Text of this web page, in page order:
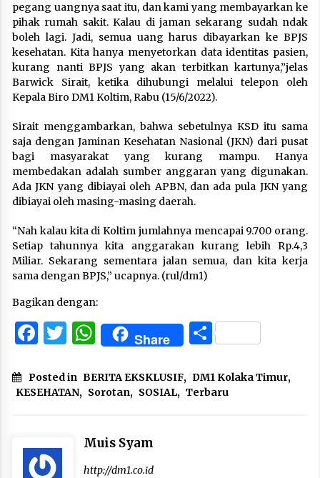
pegang uangnya saat itu, dan kami yang membayarkan ke
pihak rumah sakit. Kalau di jaman sekarang sudah ndak
boleh lagi. Jadi, semua uang harus dibayarkan ke BPJS
kesehatan. Kita hanya menyetorkan data identitas pasien,
kurang nanti BPJS yang akan terbitkan kartunya,”jelas
Barwick Sirait, ketika dihubungi melalui telepon oleh
Kepala Biro DM1 Koltim, Rabu (15/6/2022).
Sirait menggambarkan, bahwa sebetulnya KSD itu sama
saja dengan Jaminan Kesehatan Nasional (JKN) dari pusat
bagi masyarakat yang kurang mampu. Hanya
membedakan adalah sumber anggaran yang digunakan.
Ada JKN yang dibiayai oleh APBN, dan ada pula JKN yang
dibiayai oleh masing-masing daerah.
“Nah kalau kita di Koltim jumlahnya mencapai 9.700 orang.
Setiap tahunnya kita anggarakan kurang lebih Rp.4,3
Miliar. Sekarang sementara jalan semua, dan kita kerja
sama dengan BPJS,” ucapnya. (rul/dm1)
Bagikan dengan:
Facebook
Twitter
WhatsApp
Share Share
Posted in BERITA EKSKLUSIF, DM1 Kolaka Timur,
KESEHATAN, Sorotan, SOSIAL, Terbaru
Muis Syam
http://dm1.co.id